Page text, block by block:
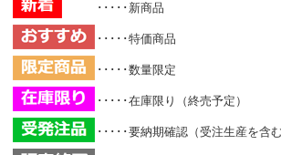
･････新商品
･････特価商品
･････数量限定
･････在庫限り（終売予定）
･････要納期確認（受注生産を含む